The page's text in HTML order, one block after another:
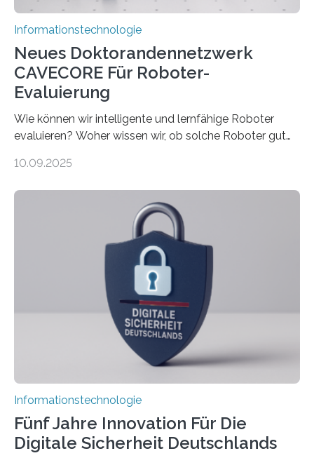
Informationstechnologie
Neues Doktorandennetzwerk
CAVECORE Für Roboter-
Evaluierung
Wie können wir intelligente und lernfähige Roboter
evaluieren? Woher wissen wir, ob solche Roboter gut
sich CAVECORE – ein neues Marie Skłodowska-Curie
koordiniert wird. Ab dem 1. September werden sich
über einen Zeitraum von vier Jahren insgesamt 15
Promovierende im Rahmen von CAVECORE mit
kognitiven Robotern beschäftigen – also mit Robotern,
die mittels Sensoren ihre Umgebung erfassen,
Informationen verarbeiten und häufig auch mit…
10.09.2025
Informationstechnologie
Fünf Jahre Innovation Für Die
Digitale Sicherheit Deutschlands